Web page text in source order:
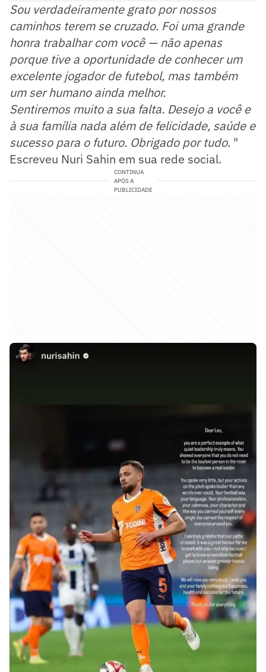
Sou verdadeiramente grato por nossos
caminhos terem se cruzado. Foi uma grande
honra trabalhar com você — não apenas
porque tive a oportunidade de conhecer um
excelente jogador de futebol, mas também
um ser humano ainda melhor.
Sentiremos muito a sua falta. Desejo a você e
à sua família nada além de felicidade, saúde e
sucesso para o futuro. Obrigado por tudo. "
Escreveu Nuri Sahin em sua rede social.
CONTINUA
APÓS A
PUBLICIDADE